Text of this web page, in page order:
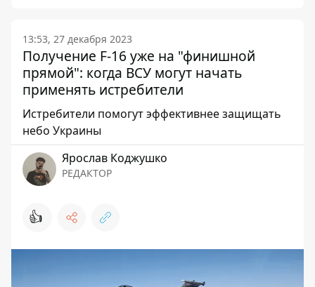
13:53, 27 декабря 2023
Получение F-16 уже на "финишной
прямой": когда ВСУ могут начать
применять истребители
Истребители помогут эффективнее защищать
небо Украины
Ярослав Коджушко
РЕДАКТОР
👍